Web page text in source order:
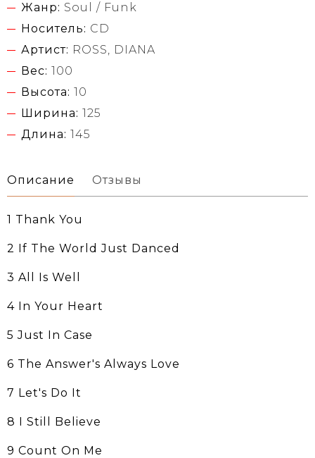
Жанр: Soul / Funk
Носитель: CD
Артист: ROSS, DIANA
Вес: 100
Высота: 10
Ширина: 125
Длина: 145
Описание Отзывы
1 Thank You
2 If The World Just Danced
3 All Is Well
4 In Your Heart
5 Just In Case
6 The Answer's Always Love
7 Let's Do It
8 I Still Believe
9 Count On Me